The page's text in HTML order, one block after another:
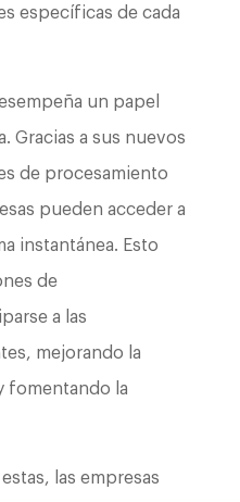
específicas de cada
un papel
Gracias a sus nuevos
de procesamiento
pueden acceder a
instantánea. Esto
de
a las
mejorando la
fomentando la
las empresas